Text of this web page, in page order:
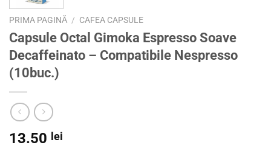
PRIMA PAGINĂ / CAFEA CAPSULE
Capsule Octal Gimoka Espresso Soave
Decaffeinato – Compatibile Nespresso
(10buc.)
13.50 lei